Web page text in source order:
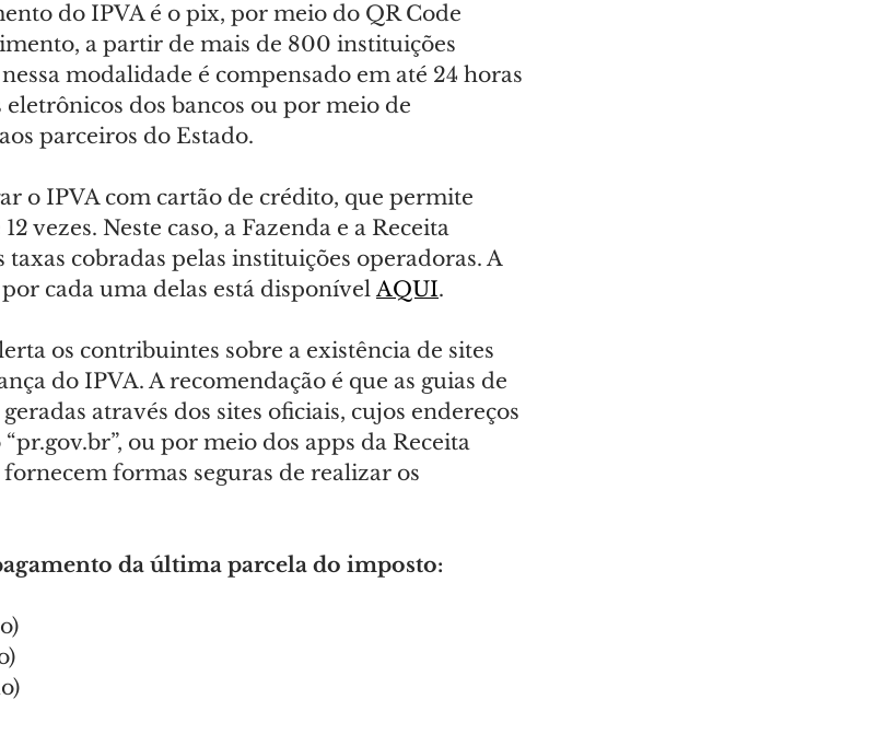
do IPVA é o pix, por meio do QR Code
a partir de mais de 800 instituições
modalidade é compensado em até 24 horas
eletrônicos dos bancos ou por meio de
parceiros do Estado.
o IPVA com cartão de crédito, que permite
vezes. Neste caso, a Fazenda e a Receita
taxas cobradas pelas instituições operadoras. A
cada uma delas está disponível AQUI.
os contribuintes sobre a existência de sites
do IPVA. A recomendação é que as guias de
através dos sites oficiais, cujos endereços
pr.gov.br”, ou por meio dos apps da Receita
formas seguras de realizar os
da última parcela do imposto: